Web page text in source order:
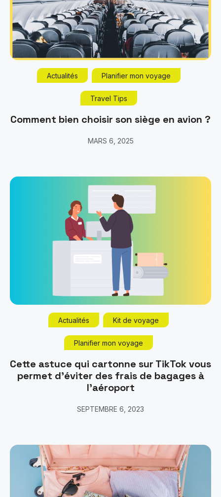
Actualités Planifier mon voyage
Travel Tips
Comment bien choisir son siège en avion ?
MARS 6, 2025
Actualités Kit de voyage
Planifier mon voyage
Cette astuce qui cartonne sur TikTok vous
permet d’éviter des frais de bagages à
l’aéroport
SEPTEMBRE 6, 2023